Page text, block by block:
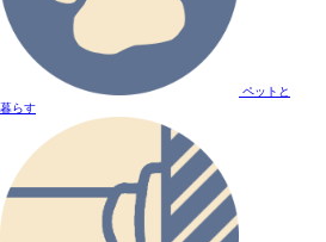
ペットと
暮らす